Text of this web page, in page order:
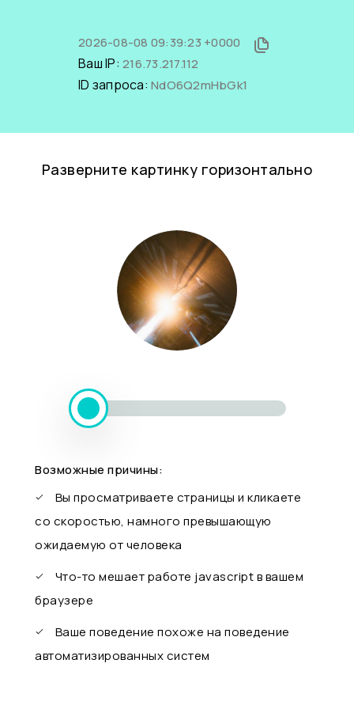
2026-08-08 09:39:23 +0000
Ваш IP: 216.73.217.112
ID запроса: NdO6Q2mHbGk1
Разверните картинку горизонтально
Возможные причины:
Вы просматриваете страницы и кликаете
со скоростью, намного превышающую
ожидаемую от человека
Что-то мешает работе javascript в вашем
браузере
Ваше поведение похоже на поведение
автоматизированных систем